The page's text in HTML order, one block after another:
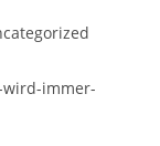
immer-